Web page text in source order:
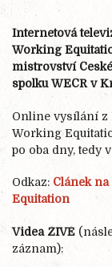
Internetová
Working
mistrovství
spolku WEČR v
Online vysílání z
Working
po oba dny, tedy
Odkaz: Článek
Equitation
Videa ŽIVĚ
záznam):